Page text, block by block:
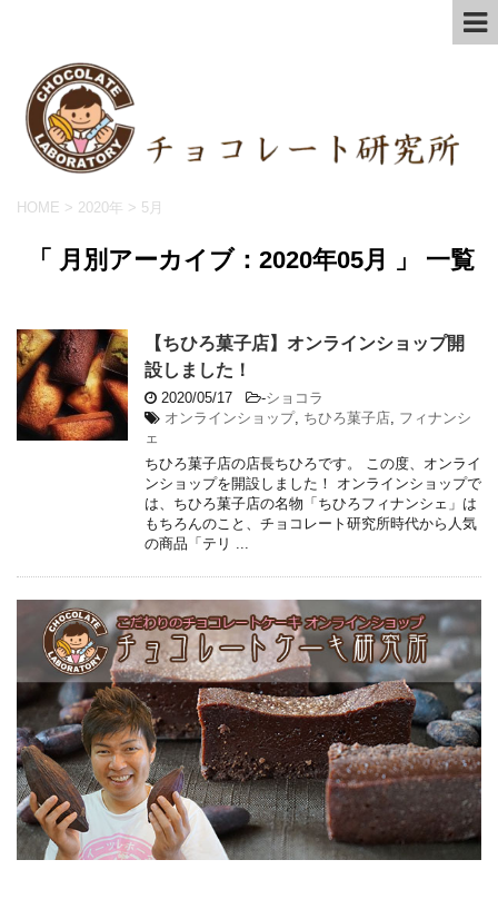
HOME > 2020年 > 5月
「 月別アーカイブ：2020年05月 」 一覧
【ちひろ菓子店】オンラインショップ開
設しました！
2020/05/17 -ショコラ
オンラインショップ, ちひろ菓子店 フィナンシ
ェ
ちひろ菓子店の店長ちひろです。 この度、オンライ
ンショップを開設しました！ オンラインショップで
は、ちひろ菓子店の名物「ちひろフィナンシェ」は
もちろんのこと、チョコレート研究所時代から人気
の商品「テリ ...